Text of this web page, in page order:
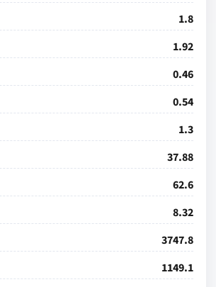
1.8
1.92
0.46
0.54
1.3
37.88
62.6
8.32
3747.8
1149.1